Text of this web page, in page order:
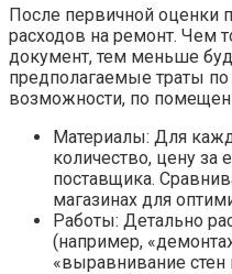
После первичной оценки
расходов на ремонт. Чем
документ, тем меньше
предполагаемые траты по
возможности, по
Материалы: Для
количество, цену за
поставщика.
магазинах для
Работы: Детально
(например,
«выравнивание стен